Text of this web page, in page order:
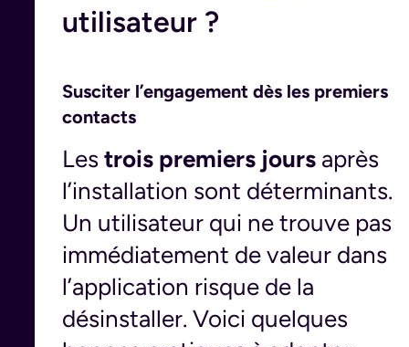
utilisateur ?
Susciter l’engagement dès les premiers
contacts
Les trois premiers jours après
l’installation sont déterminants.
Un utilisateur qui ne trouve pas
immédiatement de valeur dans
l’application risque de la
désinstaller. Voici quelques